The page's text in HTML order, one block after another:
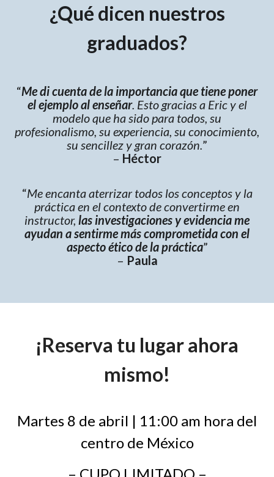
¿Qué dicen nuestros
graduados?
“Me di cuenta de la importancia que tiene poner
el ejemplo al enseñar. Esto gracias a Eric y el
modelo que ha sido para todos, su
profesionalismo, su experiencia, su conocimiento,
su sencillez y gran corazón.”
– Héctor
“Me encanta aterrizar todos los conceptos y la
práctica en el contexto de convertirme en
instructor, las investigaciones y evidencia me
ayudan a sentirme más comprometida con el
aspecto ético de la práctica”
– Paula
¡Reserva tu lugar ahora
mismo!
Martes 8 de abril | 11:00 am hora del
centro de México